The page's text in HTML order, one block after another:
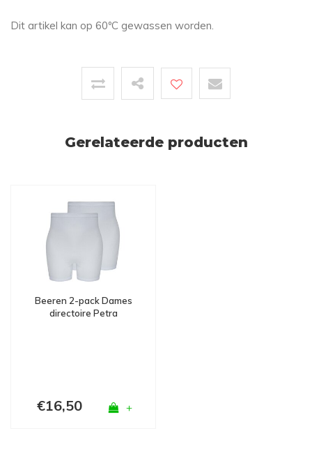
Dit artikel kan op 60ºC gewassen worden.
Gerelateerde producten
Beeren 2-pack Dames
directoire Petra
€16,50 +